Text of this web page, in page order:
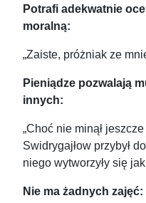
Potrafi adekwatnie
moralną:
„Zaiste, próżniak ze
Pieniądze pozwalają
innych:
„Choć nie minął
Swidrygajłow przybył
niego wytworzyły się
Nie ma żadnych zajęć: